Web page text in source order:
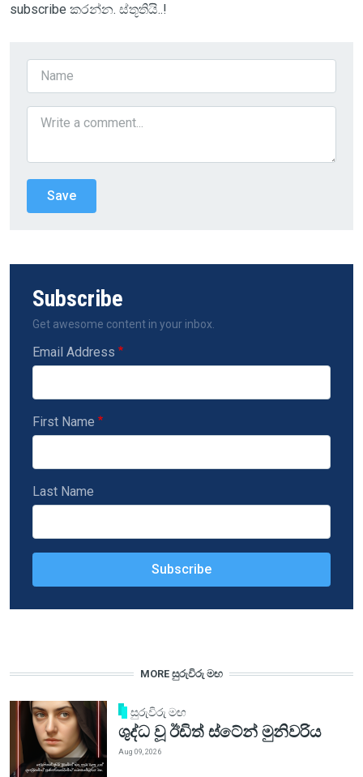
subscribe කරන්න. ස්තූතියි..!
Subscribe
Get awesome content in your inbox.
Email Address
First Name
Last Name
MORE සුරුවිරු මඟ
සුරුවිරු මඟ
ශුද්ධ වූ ඊඩිත් ස්ටේන් මුනිවරිය
Aug 09, 2026